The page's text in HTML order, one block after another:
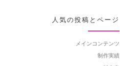
人気の投稿とページ
メインコンテンツ
制作実績